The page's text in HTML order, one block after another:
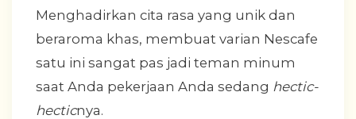
Menghadirkan cita rasa yang unik dan
beraroma khas, membuat varian Nescafe
satu ini sangat pas jadi teman minum
saat Anda pekerjaan Anda sedang hectic-
hecticnya.